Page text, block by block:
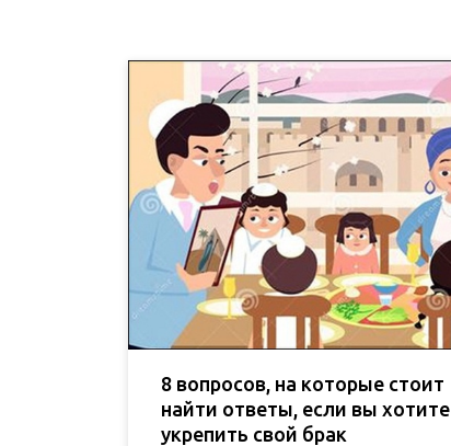
8 вопросов, на которые стоит
найти ответы, если вы хотите
укрепить свой брак